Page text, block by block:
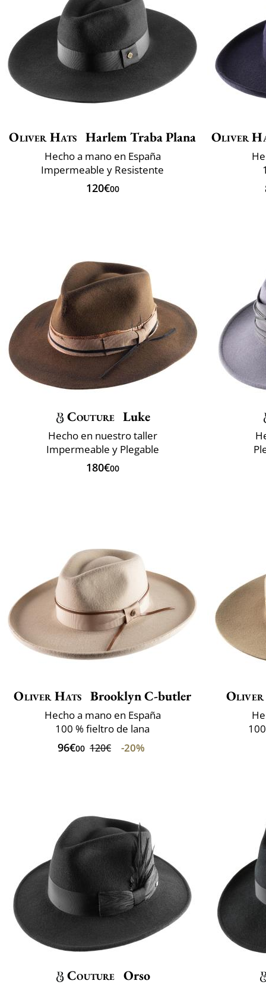
Oliver Hats Harlem Traba Plana
Hecho a mano en España
Impermeable y Resistente
120€00
Oliver
Couture Luke
Hecho en nuestro taller
Impermeable y Plegable
180€00
Oliver Hats Brooklyn C-butler
Hecho a mano en España
100 % fieltro de lana
96€00 120€ -20%
Oliver
Couture Orso